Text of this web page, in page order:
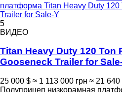
платформа Titan Heavy Duty
Trailer for Sale-Y
5
ВИДЕО
Titan Heavy Duty 120 Ton
Gooseneck Trailer for
25 000 $ ≈ 1 113 000 грн ≈ 21 640
Полуприцеп низкорамная